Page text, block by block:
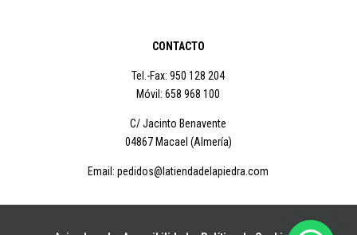
CONTACTO
Tel.-Fax: 950 128 204
Móvil: 658 968 100
C/ Jacinto Benavente
04867 Macael (Almería)
Email: pedidos@latiendadelapiedra.com